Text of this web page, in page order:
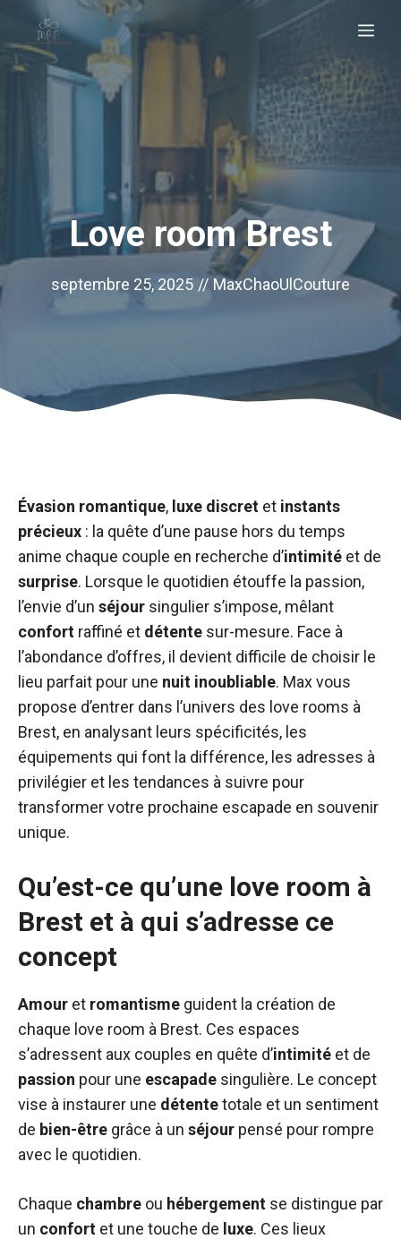
contenu
Love room Brest
septembre 25, 2025 // MaxChaoUlCouture
Évasion romantique, luxe discret et instants
précieux : la quête d’une pause hors du temps
anime chaque couple en recherche d’intimité et de
surprise. Lorsque le quotidien étouffe la passion,
l’envie d’un séjour singulier s’impose, mêlant
confort raffiné et détente sur-mesure. Face à
l’abondance d’offres, il devient difficile de choisir le
lieu parfait pour une nuit inoubliable. Max vous
propose d’entrer dans l’univers des love rooms à
Brest, en analysant leurs spécificités, les
équipements qui font la différence, les adresses à
privilégier et les tendances à suivre pour
transformer votre prochaine escapade en souvenir
unique.
Qu’est-ce qu’une love room à
Brest et à qui s’adresse ce
concept
Amour et romantisme guident la création de
chaque love room à Brest. Ces espaces
s’adressent aux couples en quête d’intimité et de
passion pour une escapade singulière. Le concept
vise à instaurer une détentetotale et un sentiment
de bien-être grâce à un séjour pensé pour rompre
avec le quotidien.
Chaque chambre ou hébergement se distingue par
un confort et une touche de luxe. Ces lieux